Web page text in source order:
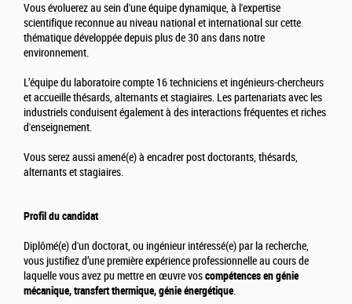
Vous évoluerez au sein d'une équipe dynamique, à l'expertise
scientifique reconnue au niveau national et international sur cette
thématique développée depuis plus de 30 ans dans notre
environnement.
L’équipe du laboratoire compte 16 techniciens et ingénieurs-chercheurs
et accueille thésards, alternants et stagiaires. Les partenariats avec les
industriels conduisent également à des interactions fréquentes et riches
d'enseignement.
Vous serez aussi amené(e) à encadrer post doctorants, thésards,
alternants et stagiaires.
Profil du candidat
Diplômé(e) d'un doctorat, ou ingénieur intéressé(e) par la recherche,
vous justifiez d’une première expérience professionnelle au cours de
laquelle vous avez pu mettre en œuvre voscompétences en génie
mécanique, transfert thermique, génie énergétique.